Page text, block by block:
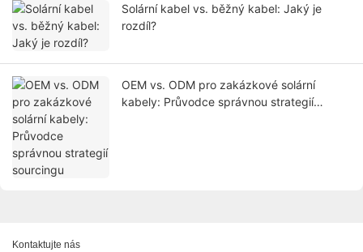
Solární kabel vs. běžný kabel: Jaký je
rozdíl?
OEM vs. ODM pro zakázkové solární
kabely: Průvodce správnou strategií
Kontaktujte nás